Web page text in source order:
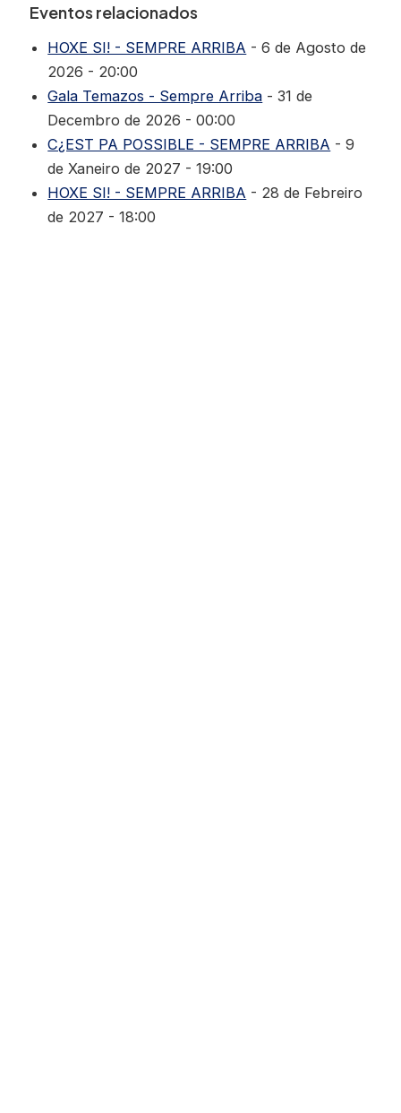
Eventos relacionados
HOXE SI! - SEMPRE ARRIBA - 6 de Agosto de
2026 - 20:00
Gala Temazos - Sempre Arriba - 31 de
Decembro de 2026 - 00:00
C¿EST PA POSSIBLE - SEMPRE ARRIBA - 9
de Xaneiro de 2027 - 19:00
HOXE SI! - SEMPRE ARRIBA - 28 de Febreiro
de 2027 - 18:00